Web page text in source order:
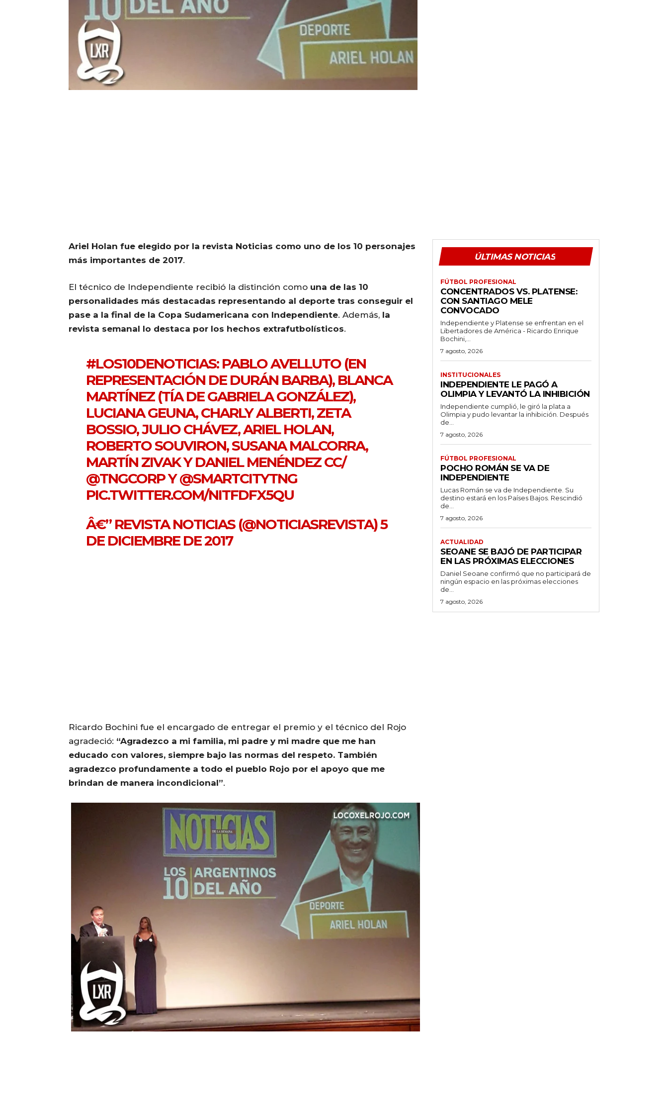
Ariel Holan fue elegido por la revista Noticias como uno de los 10 personajes
más importantes de 2017.
El técnico de Independiente recibió la distinción como una de las 10
personalidades más destacadas representando al deporte tras conseguir el
pase a la final de la Copa Sudamericana con Independiente. Además, la
revista semanal lo destaca por los hechos extrafutbolísticos.
#LOS10DENOTICIAS: PABLO AVELLUTO (EN
REPRESENTACIÓN DE DURÁN BARBA), BLANCA
MARTÍNEZ (TÍA DE GABRIELA GONZÁLEZ),
LUCIANA GEUNA, CHARLY ALBERTI, ZETA
BOSSIO, JULIO CHÁVEZ, ARIEL HOLAN,
ROBERTO SOUVIRON, SUSANA MALCORRA,
MARTÍN ZIVAK Y DANIEL MENÉNDEZ CC/
@TNGCORPY@SMARTCITYTNG
PIC.TWITTER.COM/NITFDFX5QU
Â€” REVISTA NOTICIAS (@NOTICIASREVISTA)5
DE DICIEMBRE DE 2017
Ricardo Bochini fue el encargado de entregar el premio y el técnico del Rojo
agradeció: “Agradezco a mi familia, mi padre y mi madre que me han
educado con valores, siempre bajo las normas del respeto. También
agradezco profundamente a todo el pueblo Rojo por el apoyo que me
brindan de manera incondicional”.
ÚLTIMAS NOTICIAS
FÚTBOL PROFESIONAL
CONCENTRADOS VS. PLATENSE:
CON SANTIAGO MELE
CONVOCADO
Independiente y Platense se enfrentan en el
Libertadores de América - Ricardo Enrique
Bochini,...
7 agosto, 2026
INSTITUCIONALES
INDEPENDIENTE LE PAGÓ A
OLIMPIA Y LEVANTÓ LA INHIBICIÓN
Independiente cumplió, le giró la plata a
Olimpia y pudo levantar la inhibición. Después
de...
7 agosto, 2026
FÚTBOL PROFESIONAL
POCHO ROMÁN SE VA DE
INDEPENDIENTE
Lucas Román se va de Independiente. Su
destino estará en los Países Bajos. Rescindió
de...
7 agosto, 2026
ACTUALIDAD
SEOANE SE BAJÓ DE PARTICIPAR
EN LAS PRÓXIMAS ELECCIONES
Daniel Seoane confirmó que no participará de
ningún espacio en las próximas elecciones
de...
7 agosto, 2026